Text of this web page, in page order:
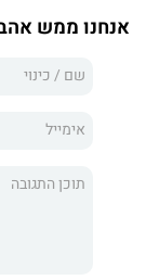
ושאיש אינו באמת
אמריקנים:
אנחנו ממש